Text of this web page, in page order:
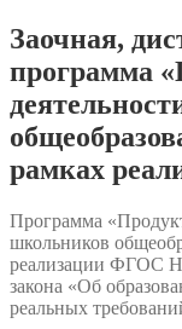
Заочная,
программа
рамках
Программа
школьников
реализации ФГОС
закона «Об
реальных